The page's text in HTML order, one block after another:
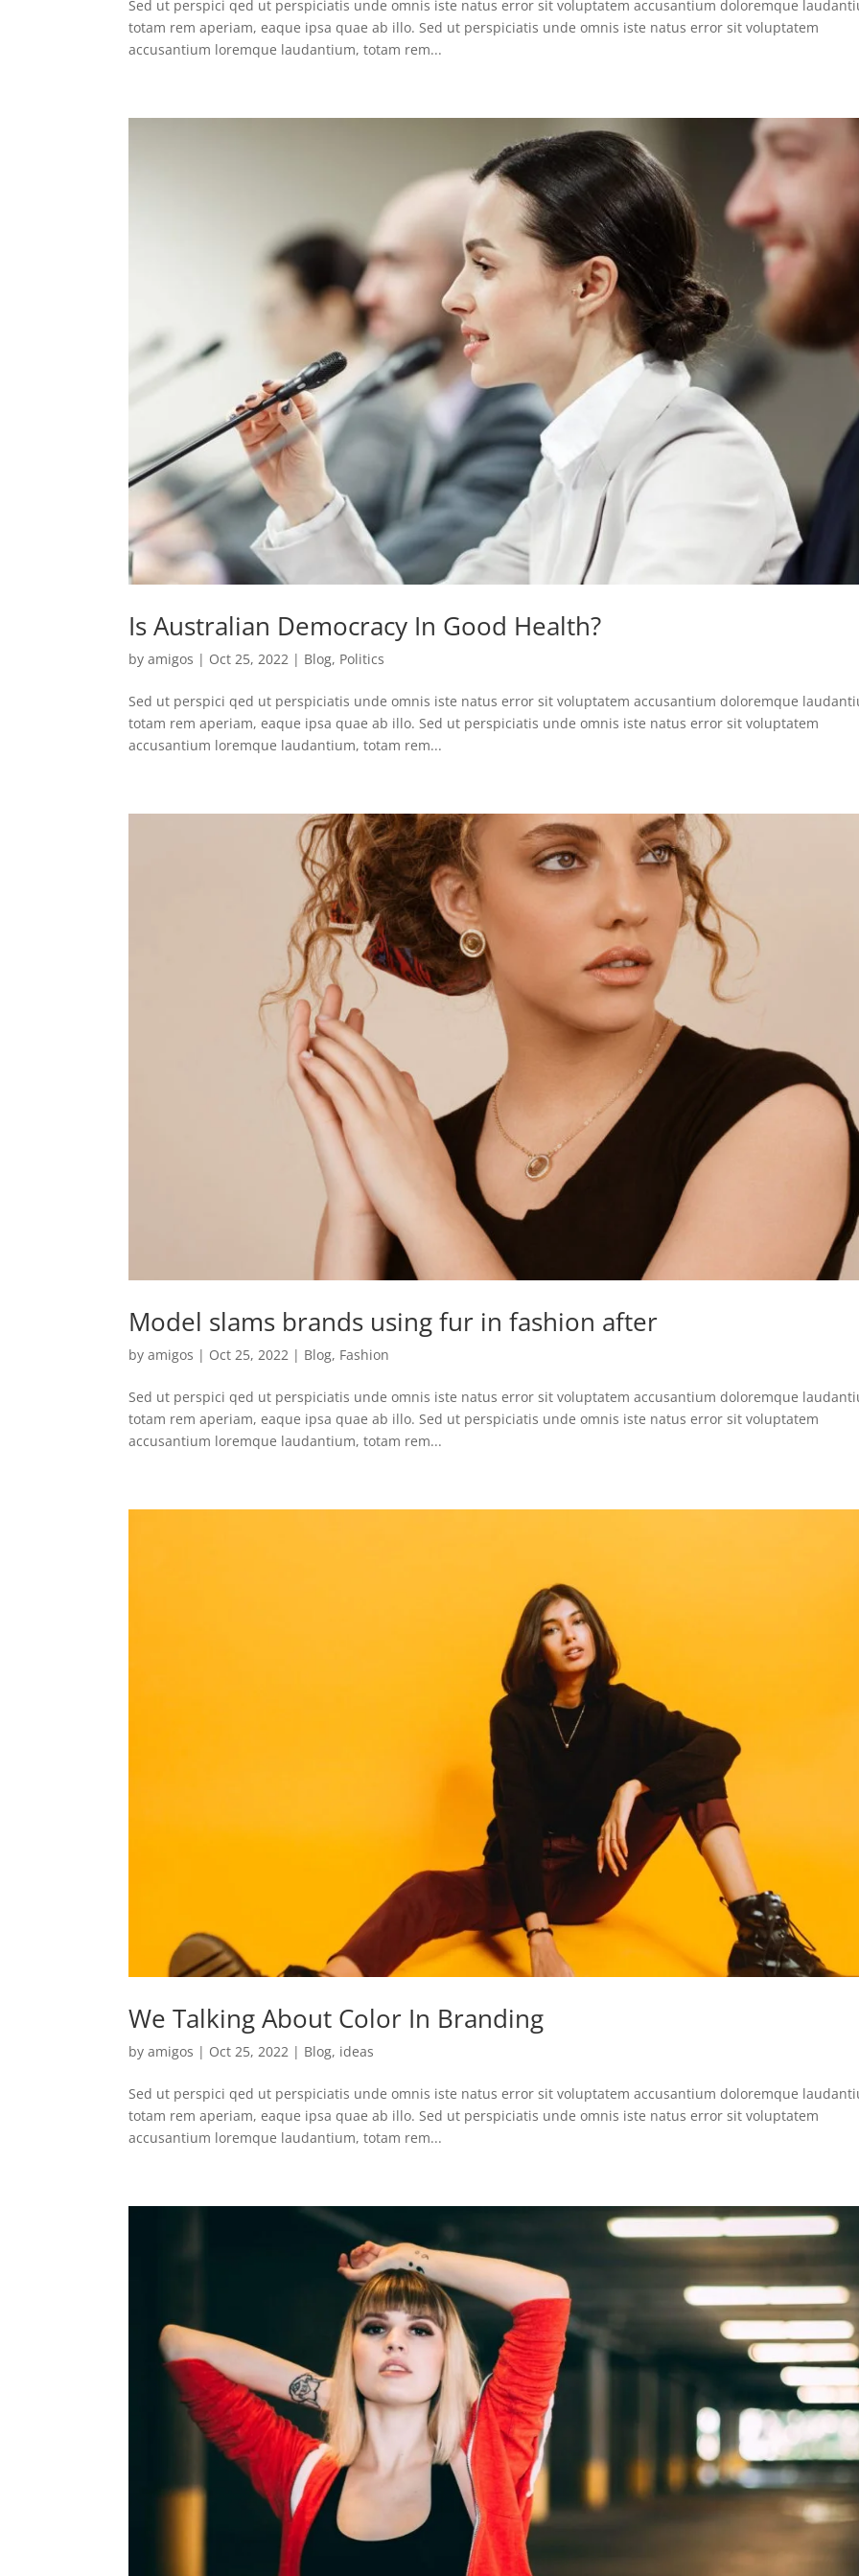
Sed ut perspici qed ut perspiciatis unde omnis iste natus error sit voluptatem accusantium doloremque
totam rem aperiam, eaque ipsa quae ab illo. Sed ut perspiciatis unde omnis iste natus error sit voluptatem
accusantium loremque laudantium, totam rem...
Is Australian Democracy In Good Health?
byamigos | Oct 25, 2022 | Blog, Politics
Sed ut perspici qed ut perspiciatis unde omnis iste natus error sit voluptatem accusantium doloremque
totam rem aperiam, eaque ipsa quae ab illo. Sed ut perspiciatis unde omnis iste natus error sit voluptatem
accusantium loremque laudantium, totam rem...
Model slams brands using fur in fashion after
byamigos | Oct 25, 2022 | Blog, Fashion
Sed ut perspici qed ut perspiciatis unde omnis iste natus error sit voluptatem accusantium doloremque
totam rem aperiam, eaque ipsa quae ab illo. Sed ut perspiciatis unde omnis iste natus error sit voluptatem
accusantium loremque laudantium, totam rem...
We Talking About Color In Branding
byamigos | Oct 25, 2022 | Blog, ideas
Sed ut perspici qed ut perspiciatis unde omnis iste natus error sit voluptatem accusantium doloremque
totam rem aperiam, eaque ipsa quae ab illo. Sed ut perspiciatis unde omnis iste natus error sit voluptatem
accusantium loremque laudantium, totam rem...